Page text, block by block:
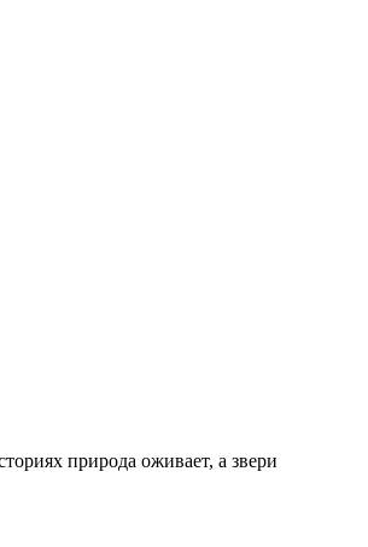
природа оживает, а звери